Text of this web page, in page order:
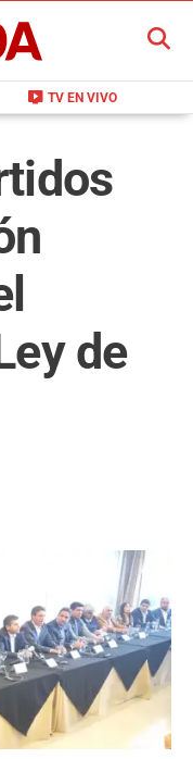
live_tv TV EN VIVO
BUSCAR
de